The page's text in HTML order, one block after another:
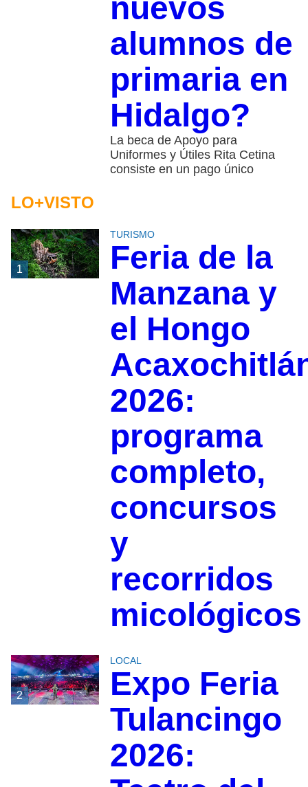
nuevos
alumnos de
primaria en
Hidalgo?
La beca de Apoyo para
Uniformes y Útiles Rita Cetina
consiste en un pago único
LO+VISTO
1
TURISMO
Feria de la
Manzana y
el Hongo
2026:
programa
completo,
concursos
y
recorridos
micológicos
2
LOCAL
Expo Feria
Tulancingo
2026: